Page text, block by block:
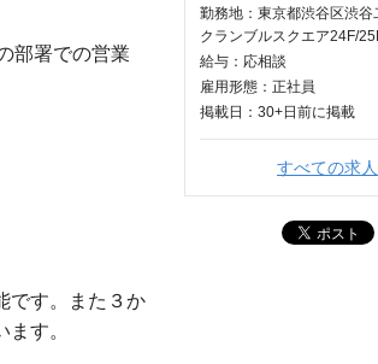
部署での営業
です。また３か
す。
勤務地：東京都渋谷区渋
クランブルスクエア24F/
給与： 応相談
雇用形態：正社員
掲載日： 30+日 前に掲載
すべての求